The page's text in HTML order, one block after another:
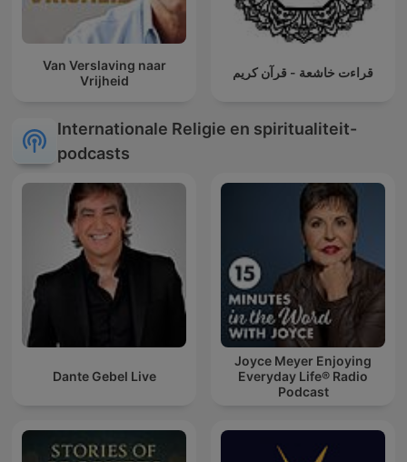
Van Verslaving naar
Vrijheid
قراءت خاشعة - قرآن كريم
Internationale Religie en spiritualiteit-
podcasts
Dante Gebel Live
Joyce Meyer Enjoying
Everyday Life® Radio
Podcast